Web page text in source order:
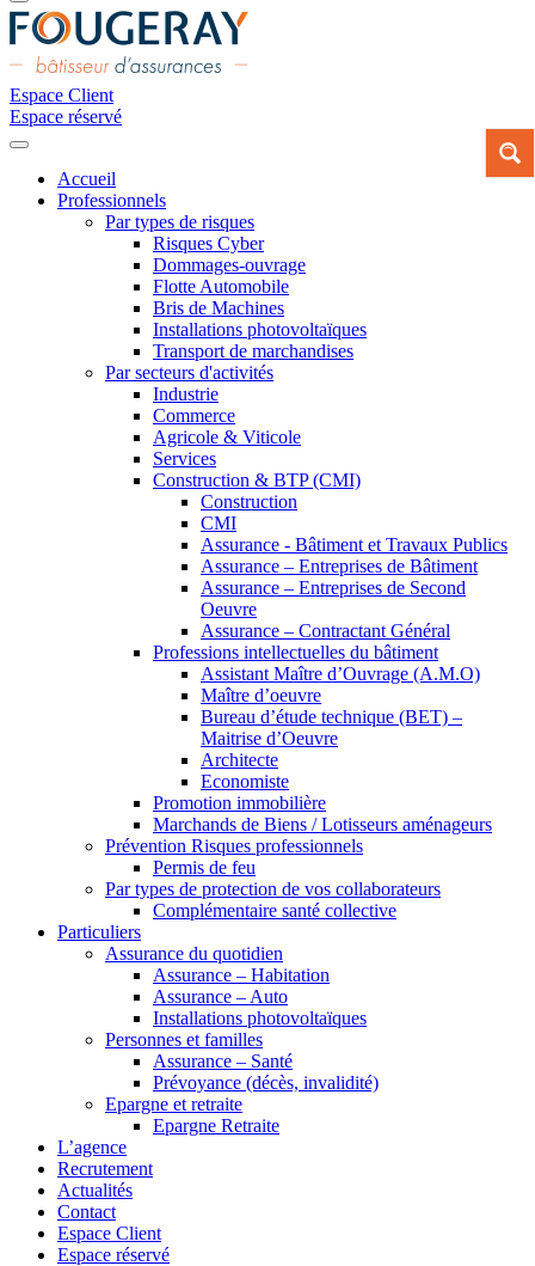
Espace Client
Espace réservé
Accueil
Professionnels
Par types de risques
Risques Cyber
Dommages-ouvrage
Flotte Automobile
Bris de Machines
Installations photovoltaïques
Transport de marchandises
Par secteurs d'activités
Industrie
Commerce
Agricole & Viticole
Services
Construction & BTP (CMI)
Construction
CMI
Assurance - Bâtiment et Travaux Publics
Assurance – Entreprises de Bâtiment
Assurance – Entreprises de Second
Oeuvre
Assurance – Contractant Général
Professions intellectuelles du bâtiment
Assistant Maître d’Ouvrage (A.M.O)
Maître d’oeuvre
Bureau d’étude technique (BET) –
Maitrise d’Oeuvre
Architecte
Economiste
Promotion immobilière
Marchands de Biens / Lotisseurs aménageurs
Prévention Risques professionnels
Permis de feu
Par types de protection de vos collaborateurs
Complémentaire santé collective
Particuliers
Assurance du quotidien
Assurance – Habitation
Assurance – Auto
Installations photovoltaïques
Personnes et familles
Assurance – Santé
Prévoyance (décès, invalidité)
Epargne et retraite
Epargne Retraite
L’agence
Recrutement
Actualités
Contact
Espace Client
Espace réservé